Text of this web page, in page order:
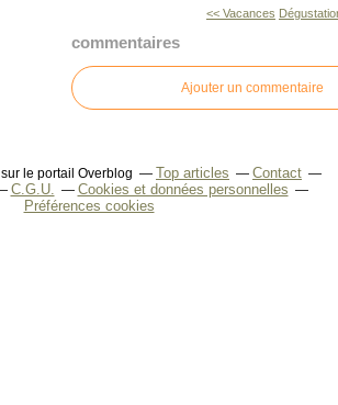
<< Vacances
commentaires
Ajouter un commentaire
sur le portail Overblog Top articles
Contact
C.G.U.
Cookies et données personnelles
Préférences cookies